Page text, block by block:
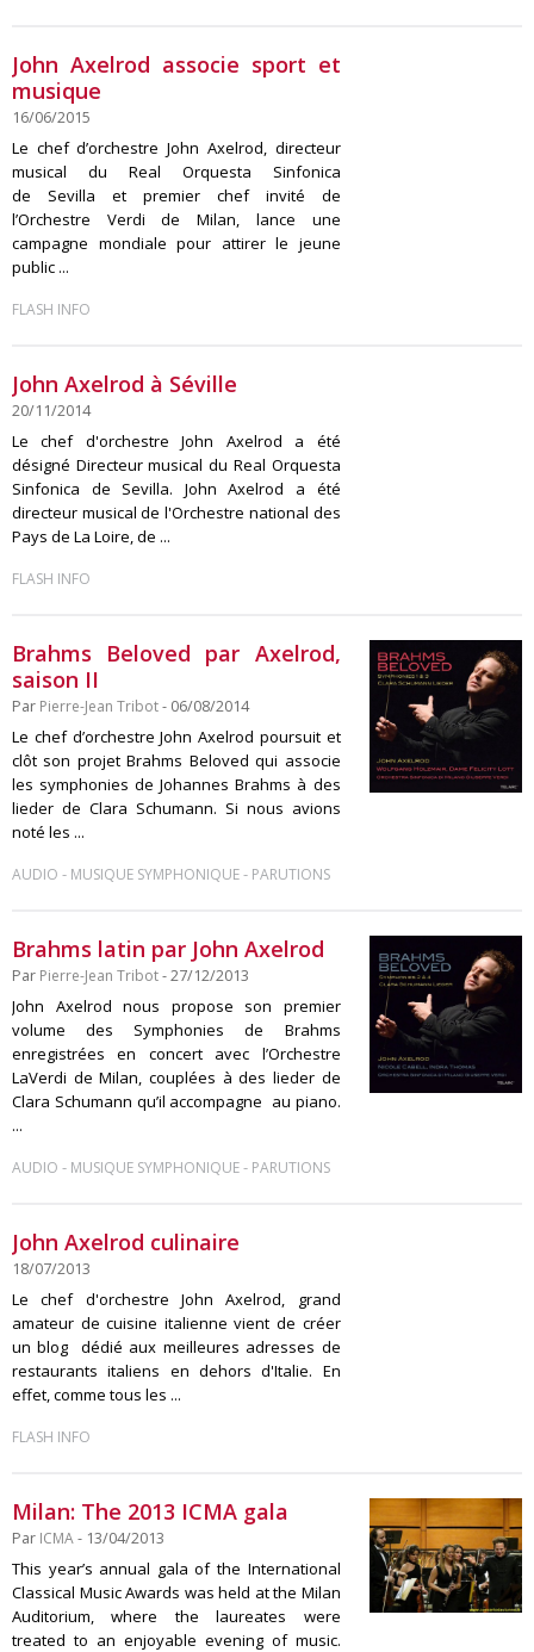
John Axelrod associe sport et
musique
16/06/2015
Le chef d’orchestre John Axelrod, directeur
musical du Real Orquesta Sinfonica
de Sevilla et premier chef invité de
l’Orchestre Verdi de Milan, lance une
campagne mondiale pour attirer le jeune
public ...
FLASH INFO
John Axelrod à Séville
20/11/2014
Le chef d'orchestre John Axelrod a été
désigné Directeur musical du Real Orquesta
Sinfonica de Sevilla. John Axelrod a été
directeur musical de l'Orchestre national des
Pays de La Loire, de ...
FLASH INFO
Brahms Beloved par Axelrod,
saison II
Par Pierre-Jean Tribot- 06/08/2014
Le chef d’orchestre John Axelrod poursuit et
clôt son projet Brahms Beloved qui associe
les symphonies de Johannes Brahms à des
lieder de Clara Schumann. Si nous avions
noté les ...
AUDIO - MUSIQUE SYMPHONIQUE- PARUTIONS
Brahms latin par John Axelrod
Par Pierre-Jean Tribot- 27/12/2013
John Axelrod nous propose son premier
volume des Symphonies de Brahms
enregistrées en concert avec l’Orchestre
LaVerdi de Milan, couplées à des lieder de
Clara Schumann qu’il accompagne au piano.
...
AUDIO - MUSIQUE SYMPHONIQUE- PARUTIONS
John Axelrod culinaire
18/07/2013
Le chef d'orchestre John Axelrod, grand
amateur de cuisine italienne vient de créer
un blog dédié aux meilleures adresses de
restaurants italiens en dehors d'Italie. En
effet, comme tous les ...
FLASH INFO
Milan: The 2013 ICMA gala
Par ICMA- 13/04/2013
This year’s annual gala of the International
Classical Music Awards was held at the Milan
Auditorium, where the laureates were
treated to an enjoyable evening of music.